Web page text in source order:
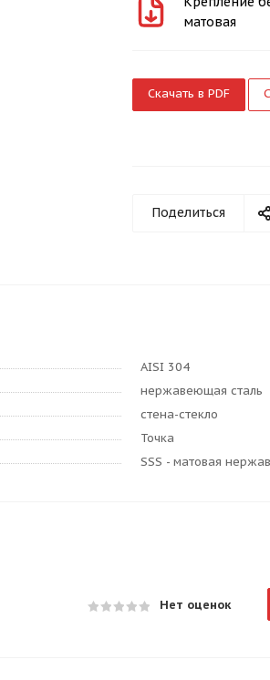
матовая
Скачать в PDF
Поделиться
AISI 304
нержавеющая сталь
стена-стекло
Точка
SSS - матовая
Нет оценок